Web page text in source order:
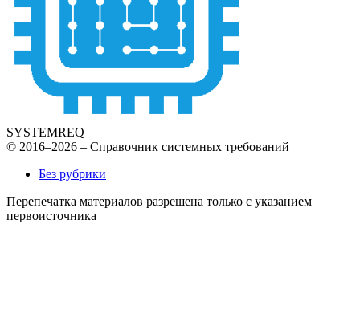
SYSTEMREQ
© 2016–2026 – Справочник системных требований
Без рубрики
Перепечатка материалов разрешена только с указанием
первоисточника